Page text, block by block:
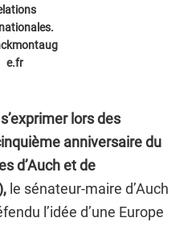
e.fr
lors des
anniversaire du
d’Auch et de
le sénateur-maire d’Auch
l’idée d’une Europe